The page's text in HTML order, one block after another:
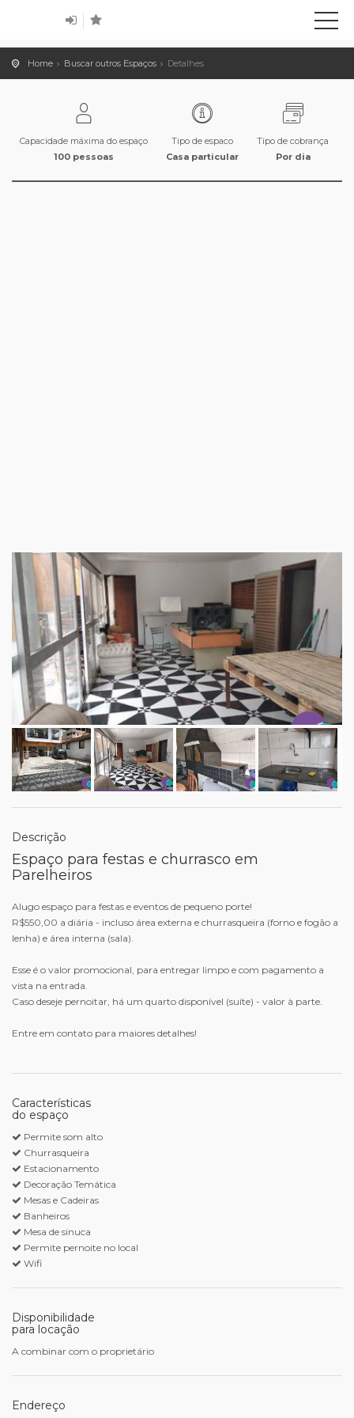
Home Buscar outros Espaços Detalhes
Capacidade máxima do espaço
100 pessoas
Tipo de espaco
Casa particular
Tipo de cobrança
Por dia
Descrição
Espaço para festas e churrasco em
Parelheiros
Alugo espaço para festas e eventos de pequeno porte!
R$550,00 a diária - incluso área externa e churrasqueira (forno e fogão a
lenha) e área interna (sala).
Esse é o valor promocional, para entregar limpo e com pagamento a
vista na entrada.
Caso deseje pernoitar, há um quarto disponível (suíte) - valor à parte.
Entre em contato para maiores detalhes!
Características
do espaço
Permite som alto
Churrasqueira
Estacionamento
Decoração Temática
Mesas e Cadeiras
Banheiros
Mesa de sinuca
Permite pernoite no local
Wifi
Disponibilidade
para locação
A combinar com o proprietário
Endereço